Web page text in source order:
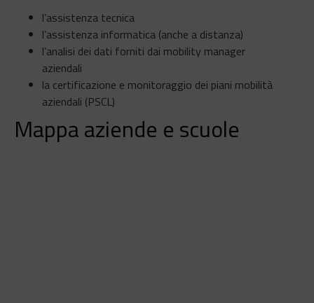
l’assistenza tecnica
l’assistenza informatica (anche a distanza)
l’analisi dei dati forniti dai mobility manager
aziendali
la certificazione e monitoraggio dei piani mobilità
aziendali (PSCL)
Mappa aziende e scuole